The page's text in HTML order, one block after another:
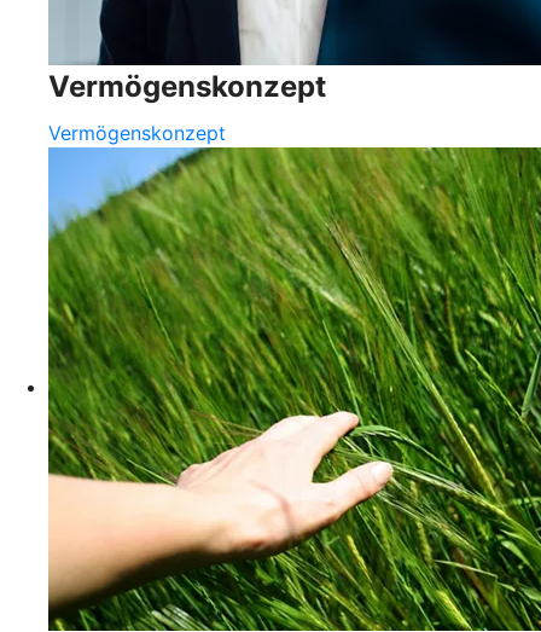
Vermögenskonzept
Vermögenskonzept